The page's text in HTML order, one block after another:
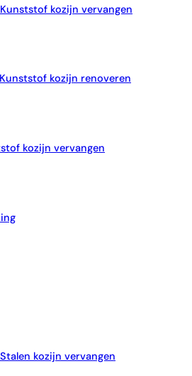
kozijn vervangen
kozijn renoveren
kozijn vervangen
kozijn vervangen